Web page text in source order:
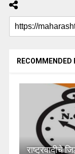
RECOMMENDED
राष्ट्रवादीचे